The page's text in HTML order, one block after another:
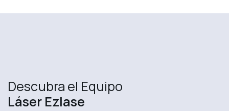
Descubra el Equipo
Láser Ezlase